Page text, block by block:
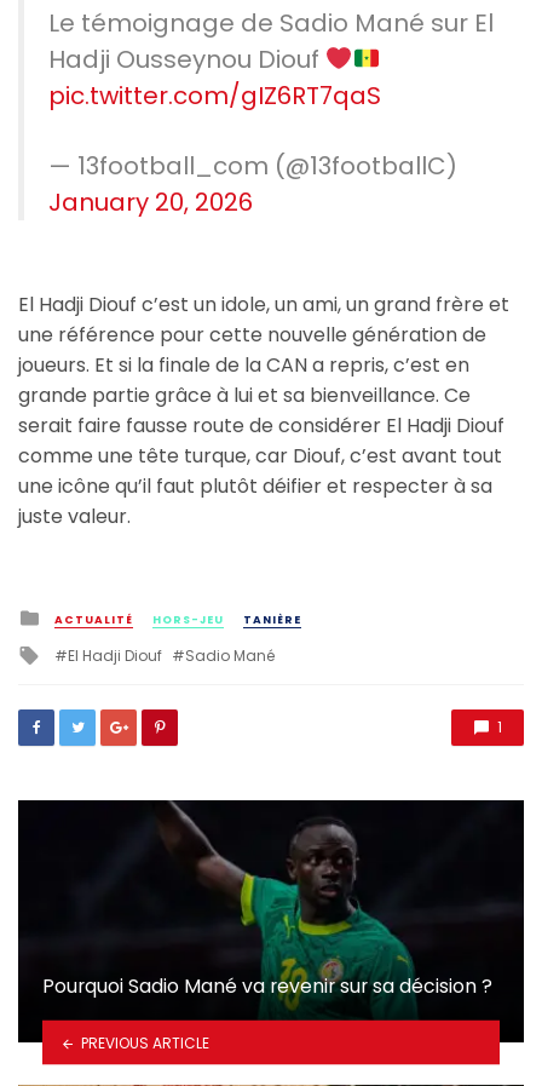
Le témoignage de Sadio Mané sur El
Hadji Ousseynou Diouf
pic.twitter.com/gIZ6RT7qaS
— 13football_com (@13footballC)
January 20, 2026
El Hadji Diouf c’est un idole, un ami, un grand frère et
une référence pour cette nouvelle génération de
joueurs. Et si la finale de la CAN a repris, c’est en
grande partie grâce à lui et sa bienveillance. Ce
serait faire fausse route de considérer El Hadji Diouf
comme une tête turque, car Diouf, c’est avant tout
une icône qu’il faut plutôt déifier et respecter à sa
juste valeur.
Posted
in
ACTUALITÉ HORS-JEU TANIÈRE
Tagged
El Hadji Diouf Sadio Mané
1
Pourquoi Sadio Mané va revenir sur sa décision ?
PREVIOUS ARTICLE